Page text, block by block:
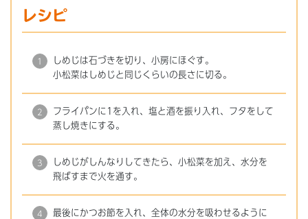
レシピ
しめじは石づきを切り、小房にほぐす。
小松菜はしめじと同じくらいの長さに切る。
フライパンに1を入れ、塩と酒を振り入れ、フタをして
蒸し焼きにする。
しめじがしんなりしてきたら、小松菜を加え、水分を
飛ばすまで火を通す。
最後にかつお節を入れ、全体の水分を吸わせるように